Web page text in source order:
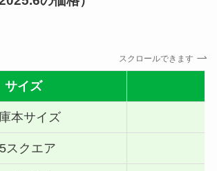
スクロールできます
サイズ
本サイズ
スクエア